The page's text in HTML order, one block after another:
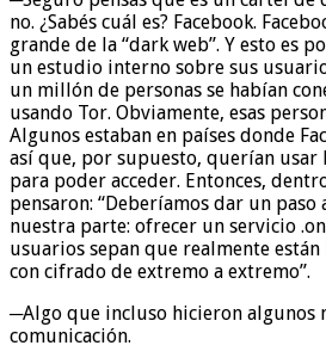
no. ¿Sabés cuál es? Facebook.
grande de la “dark web”. Y esto es
un estudio interno sobre sus
un millón de personas se habían
usando Tor. Obviamente, esas
Algunos estaban en países donde
así que, por supuesto, querían usar
para poder acceder. Entonces,
pensaron: “Deberíamos dar un paso
nuestra parte: ofrecer un servicio
usuarios sepan que realmente están
con cifrado de extremo a extremo”.
─Algo que incluso hicieron algunos
comunicación.